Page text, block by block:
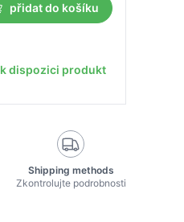
přidat do košíku
k dispozici produkt
Shipping methods
Zkontrolujte podrobnosti